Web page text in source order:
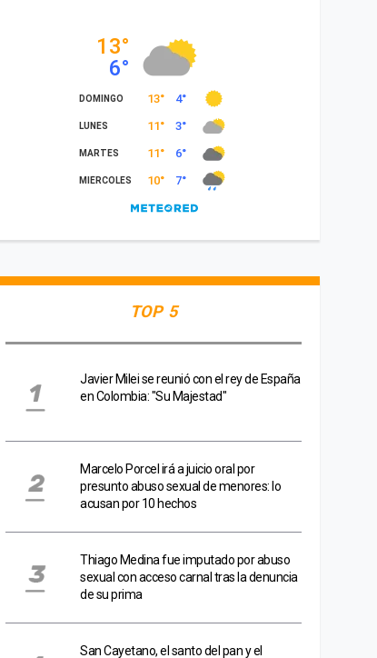
TOP 5
Javier Milei se reunió con el rey de España
en Colombia: "Su Majestad"
Marcelo Porcel irá a juicio oral por
presunto abuso sexual de menores: lo
acusan por 10 hechos
Thiago Medina fue imputado por abuso
sexual con acceso carnal tras la denuncia
de su prima
San Cayetano, el santo del pan y el